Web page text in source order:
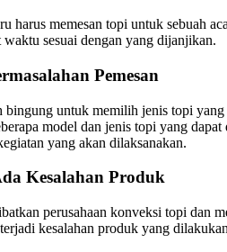
harus memesan topi untuk sebuah
sesuai dengan yang dijanjikan.
Pemesan
bingung untuk memilih jenis topi
model dan jenis topi yang
yang akan dilaksanakan.
Kesalahan Produk
perusahaan konveksi topi dan
kesalahan produk yang